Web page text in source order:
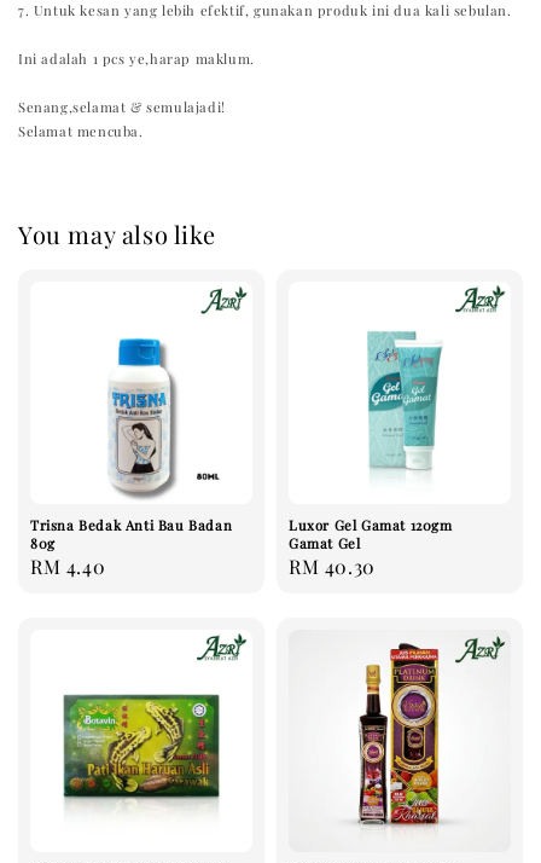
7. Untuk kesan yang lebih efektif, gunakan produk ini dua kali sebulan.
Ini adalah 1 pcs ye,harap maklum.
Senang,selamat & semulajadi!
Selamat mencuba.
You may also like
Trisna Bedak Anti Bau Badan
80g
Regular
RM 4.40
Luxor Gel Gamat 120gm
Gamat Gel
Regular
RM 40.30